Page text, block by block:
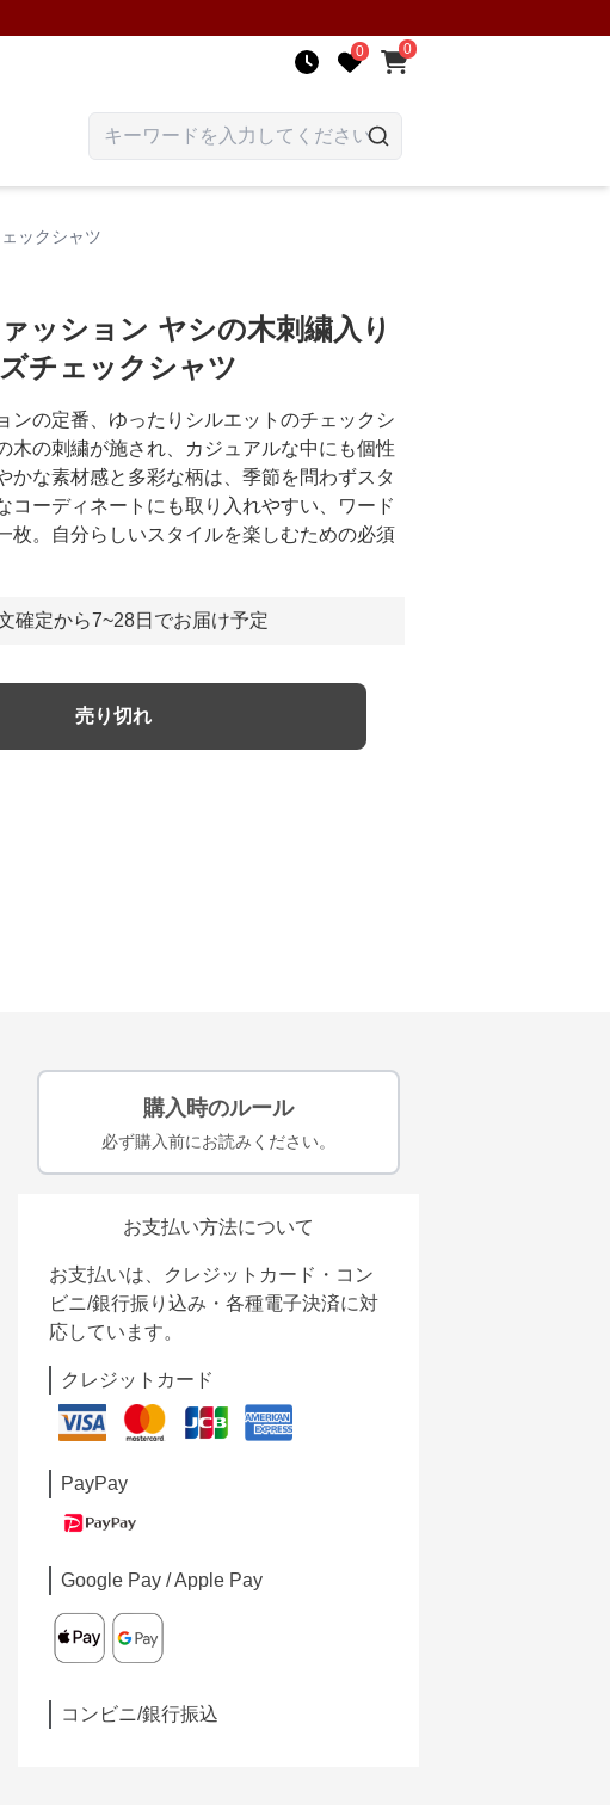
0 0
ックシャツ
ッション ヤシの木刺繍入り
チェックシャツ
ンの定番、ゆったりシルエットのチェックシ
木の刺繍が施され、カジュアルな中にも個性
かな素材感と多彩な柄は、季節を問わずスタ
コーディネートにも取り入れやすい、ワード
枚。自分らしいスタイルを楽しむための必須
確定から7~28日でお届け予定
売り切れ
購入時のルール
必ず購入前にお読みください。
お支払い方法について
お支払いは、クレジットカード・コン
ビニ/銀行振り込み・各種電子決済に対
応しています。
クレジットカード
PayPay
Google Pay / Apple Pay
コンビニ/銀行振込